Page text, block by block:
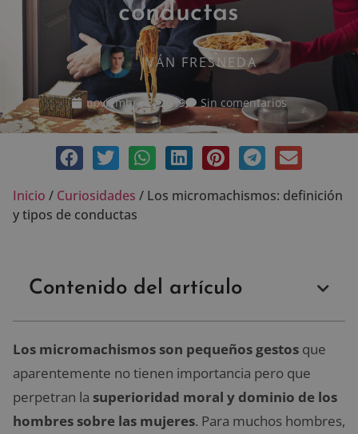
conductas
IVÁN FRESNEDA
noviembre 3, 2019 Sin comentarios
Inicio / Curiosidades / Los micromachismos: definición
y tipos de conductas
Contenido del artículo
Los micromachismos son pequeños gestos que
aparentemente no tienen importancia pero que
perpetran la superioridad moral y dominio de los
hombres sobre las mujeres. Para muchos hombres,